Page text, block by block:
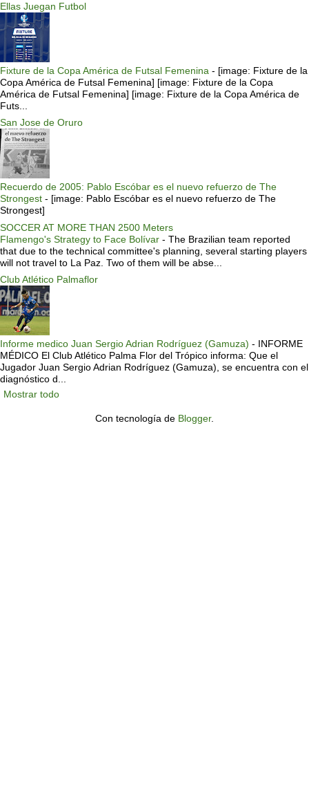
Ellas Juegan Futbol
Fixture de la Copa América de Futsal Femenina - [image: Fixture de la
Copa América de Futsal Femenina] [image: Fixture de la Copa
América de Futsal Femenina] [image: Fixture de la Copa América de
Futs...
San Jose de Oruro
Recuerdo de 2005: Pablo Escóbar es el nuevo refuerzo de The
Strongest - [image: Pablo Escóbar es el nuevo refuerzo de The
Strongest]
SOCCER AT MORE THAN 2500 Meters
Flamengo's Strategy to Face Bolívar - The Brazilian team reported
that due to the technical committee's planning, several starting players
will not travel to La Paz. Two of them will be abse...
Club Atlético Palmaflor
Informe medico Juan Sergio Adrian Rodríguez (Gamuza) - INFORME
MÉDICO El Club Atlético Palma Flor del Trópico informa: Que el
Jugador Juan Sergio Adrian Rodríguez (Gamuza), se encuentra con el
diagnóstico d...
Mostrar todo
Con tecnología de Blogger.